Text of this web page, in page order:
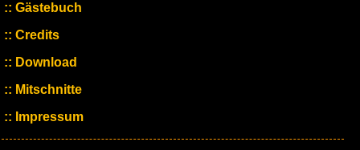
Gästebuch
Credits
Download
Mitschnitte
Impressum